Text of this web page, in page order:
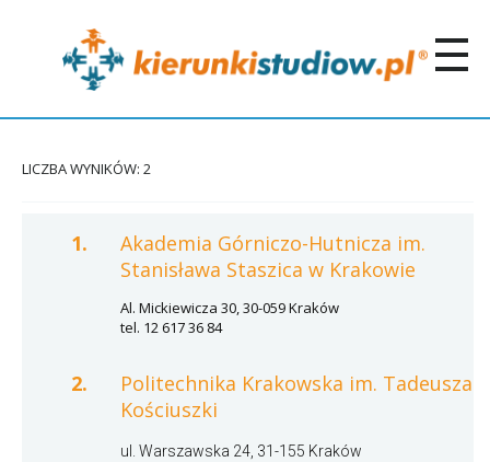
LICZBA WYNIKÓW: 2
1.
Akademia Górniczo-Hutnicza im.
Stanisława Staszica w Krakowie
Al. Mickiewicza 30, 30-059 Kraków
tel. 12 617 36 84
2.
Politechnika Krakowska im. Tadeusza
Kościuszki
ul. Warszawska 24, 31-155 Kraków